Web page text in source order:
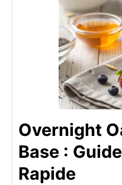
Overnight
Base :
Rapide